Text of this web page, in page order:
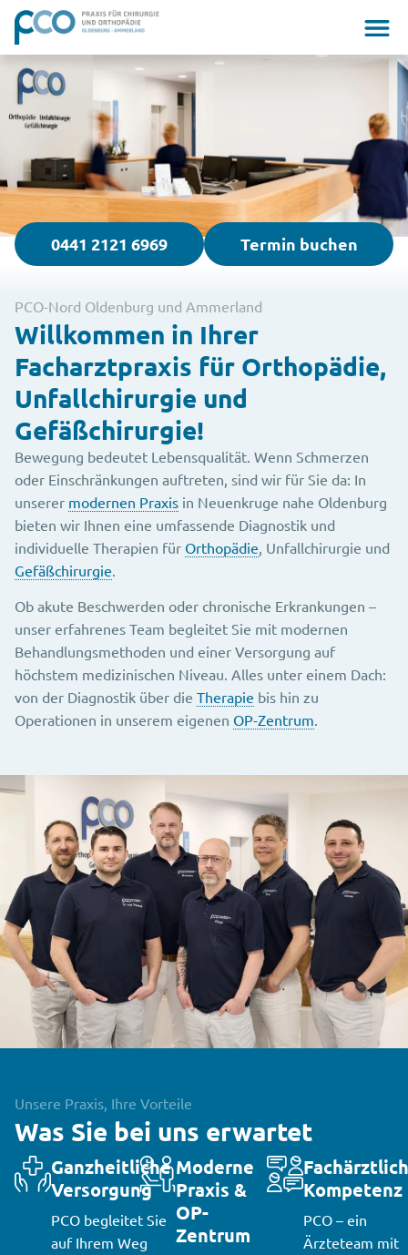
0441 2121 6969 Termin buchen
PCO-Nord Oldenburg und Ammerland
Willkommen in Ihrer
Facharztpraxis für Orthopädie,
Unfallchirurgie und
Gefäßchirurgie!
Bewegung bedeutet Lebensqualität. Wenn Schmerzen
oder Einschränkungen auftreten, sind wir für Sie da: In
unserer modernen Praxis in Neuenkruge nahe Oldenburg
bieten wir Ihnen eine umfassende Diagnostik und
individuelle Therapien für Orthopädie, Unfallchirurgie und
Gefäßchirurgie.
Ob akute Beschwerden oder chronische Erkrankungen –
unser erfahrenes Team begleitet Sie mit modernen
Behandlungsmethoden und einer Versorgung auf
höchstem medizinischen Niveau. Alles unter einem Dach:
von der Diagnostik über die Therapie bis hin zu
Operationen in unserem eigenen OP-Zentrum.
Unsere Praxis, Ihre Vorteile
Was Sie bei uns erwartet
Ganzheitliche
Versorgung
PCO begleitet Sie
auf Ihrem Weg
Moderne
Praxis &
OP-
Zentrum
Kompetenz
PCO – ein
Ärzteteam mit